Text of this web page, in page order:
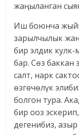
жаңыланган
Иш боюнча
зарылчылык
бир элдик
бар. Сөз
салт, нарк
өзгөчөлүк
болгон тура.
бир ооз
дегенибиз,